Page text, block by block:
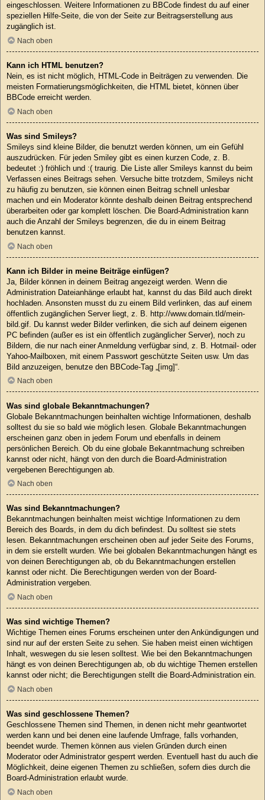
eingeschlossen. Weitere Informationen zu BBCode findest du auf einer
speziellen Hilfe-Seite, die von der Seite zur Beitragserstellung aus
zugänglich ist.
Nach oben
Kann ich HTML benutzen?
Nein, es ist nicht möglich, HTML-Code in Beiträgen zu verwenden. Die
meisten Formatierungsmöglichkeiten, die HTML bietet, können über
BBCode erreicht werden.
Nach oben
Was sind Smileys?
Smileys sind kleine Bilder, die benutzt werden können, um ein Gefühl
auszudrücken. Für jeden Smiley gibt es einen kurzen Code, z. B.
bedeutet :) fröhlich und :( traurig. Die Liste aller Smileys kannst du beim
Verfassen eines Beitrags sehen. Versuche bitte trotzdem, Smileys nicht
zu häufig zu benutzen, sie können einen Beitrag schnell unlesbar
machen und ein Moderator könnte deshalb deinen Beitrag entsprechend
überarbeiten oder gar komplett löschen. Die Board-Administration kann
auch die Anzahl der Smileys begrenzen, die du in einem Beitrag
benutzen kannst.
Nach oben
Kann ich Bilder in meine Beiträge einfügen?
Ja, Bilder können in deinem Beitrag angezeigt werden. Wenn die
Administration Dateianhänge erlaubt hat, kannst du das Bild auch direkt
hochladen. Ansonsten musst du zu einem Bild verlinken, das auf einem
öffentlich zugänglichen Server liegt, z. B. http://www.domain.tld/mein-
bild.gif. Du kannst weder Bilder verlinken, die sich auf deinem eigenen
PC befinden (außer es ist ein öffentlich zugänglicher Server), noch zu
Bildern, die nur nach einer Anmeldung verfügbar sind, z. B. Hotmail- oder
Yahoo-Mailboxen, mit einem Passwort geschützte Seiten usw. Um das
Bild anzuzeigen, benutze den BBCode-Tag „[img]“.
Nach oben
Was sind globale Bekanntmachungen?
Globale Bekanntmachungen beinhalten wichtige Informationen, deshalb
solltest du sie so bald wie möglich lesen. Globale Bekanntmachungen
erscheinen ganz oben in jedem Forum und ebenfalls in deinem
persönlichen Bereich. Ob du eine globale Bekanntmachung schreiben
kannst oder nicht, hängt von den durch die Board-Administration
vergebenen Berechtigungen ab.
Nach oben
Was sind Bekanntmachungen?
Bekanntmachungen beinhalten meist wichtige Informationen zu dem
Bereich des Boards, in dem du dich befindest. Du solltest sie stets
lesen. Bekanntmachungen erscheinen oben auf jeder Seite des Forums,
in dem sie erstellt wurden. Wie bei globalen Bekanntmachungen hängt es
von deinen Berechtigungen ab, ob du Bekanntmachungen erstellen
kannst oder nicht. Die Berechtigungen werden von der Board-
Administration vergeben.
Nach oben
Was sind wichtige Themen?
Wichtige Themen eines Forums erscheinen unter den Ankündigungen und
sind nur auf der ersten Seite zu sehen. Sie haben meist einen wichtigen
Inhalt, weswegen du sie lesen solltest. Wie bei den Bekanntmachungen
hängt es von deinen Berechtigungen ab, ob du wichtige Themen erstellen
kannst oder nicht; die Berechtigungen stellt die Board-Administration ein.
Nach oben
Was sind geschlossene Themen?
Geschlossene Themen sind Themen, in denen nicht mehr geantwortet
werden kann und bei denen eine laufende Umfrage, falls vorhanden,
beendet wurde. Themen können aus vielen Gründen durch einen
Moderator oder Administrator gesperrt werden. Eventuell hast du auch die
Möglichkeit, deine eigenen Themen zu schließen, sofern dies durch die
Board-Administration erlaubt wurde.
Nach oben